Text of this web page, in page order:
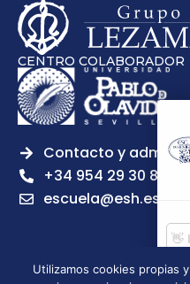
CENTRO COLABORADOR
Contacto y
+34 954 29 30 81
escuela@esh.es
Utilizamos cookies propias